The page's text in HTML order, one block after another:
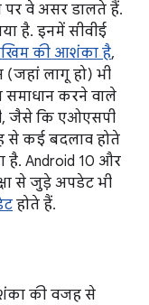
पर वे असर डालते हैं.
है. इनमें सीवीई
की आशंका है,
लागू हो) भी
समाधान करने वाले
जैसे कि एओएसपी
से कई बदलाव होते
है. Android 10 और
से जुड़े अपडेट भी
होते हैं.
की वजह से